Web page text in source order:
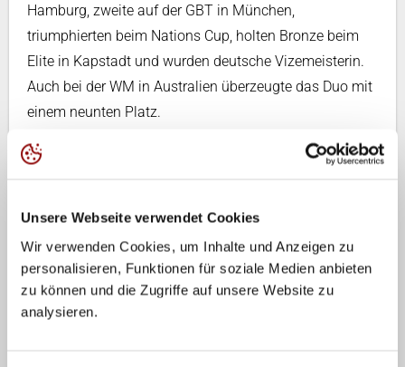
Unsere Webseite verwendet Cookies
Wir verwenden Cookies, um Inhalte und Anzeigen zu
personalisieren, Funktionen für soziale Medien anbieten
zu können und die Zugriffe auf unsere Website zu
analysieren.
Hamburg, zweite auf der GBT in München,
triumphierten beim Nations Cup, holten Bronze beim
Elite in Kapstadt und wurden deutsche Vizemeisterin.
Auch bei der WM in Australien überzeugte das Duo mit
einem neunten Platz.
Paul Henning / Lukas Pfretzschner
in die Saison 2026. Lukas Pfretzschner spielte die
letzten zwei Jahre mit Sven Winter zusammen. Das
Duo krönte sich 2025 zum Deutschen Meister und
schied bei der WM nur knapp im Viertelfinale aus. Paul
Henning holte mit Lui Wüst zwei Siege auf der GBT,